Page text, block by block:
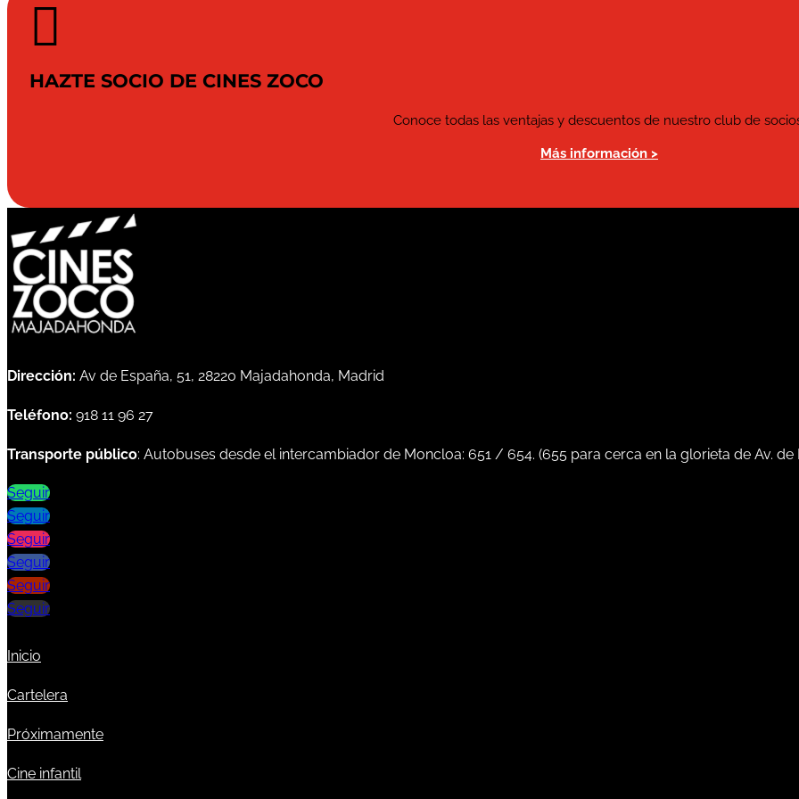

HAZTE SOCIO DE CINES ZOCO
Conoce todas las ventajas y descuentos de nuestro club de
Más información >
Dirección: Av de España, 51, 28220 Majadahonda, Madrid
Teléfono: 918 11 96 27
Transporte público: Autobuses desde el intercambiador de Moncloa: 651 / 654. (655 para cerca en la glorieta de Av. de
Seguir
Seguir
Seguir
Seguir
Seguir
Seguir
Inicio
Cartelera
Próximamente
Cine infantil